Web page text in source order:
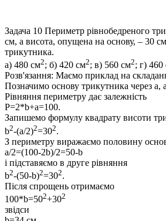
Задача 10 Периметр рівнобедреного
см, а висота, опущена на основу, – 30
трикутника.
а) 480 см2; б) 420 см2; в) 560 см2; г) 460
Розв'язання: Маємо приклад на
Позначимо основу трикутника через a,
Рівняння периметру дає залежність
P=2*b+a=100.
Запишемо формулу квадрату висоти
b2-(a/2)2=302.
З периметру виражаємо половину
a/2=(100-2b)/2=50-b
і підставяємо в друге рівняння
b2-(50-b)2=302.
Після спрощень отримаємо
100*b=502+302
звідси